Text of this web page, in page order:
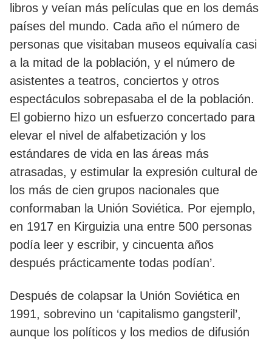
libros y veían más películas que en los demás
países del mundo. Cada año el número de
personas que visitaban museos equivalía casi
a la mitad de la población, y el número de
asistentes a teatros, conciertos y otros
espectáculos sobrepasaba el de la población.
El gobierno hizo un esfuerzo concertado para
elevar el nivel de alfabetización y los
estándares de vida en las áreas más
atrasadas, y estimular la expresión cultural de
los más de cien grupos nacionales que
conformaban la Unión Soviética. Por ejemplo,
en 1917 en Kirguizia una entre 500 personas
podía leer y escribir, y cincuenta años
después prácticamente todas podían’.
Después de colapsar la Unión Soviética en
1991, sobrevino un ‘capitalismo gangsteril’,
aunque los políticos y los medios de difusión